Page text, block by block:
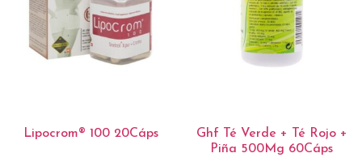
Lipocrom® 100 20Cáps
Ghf Té Verde + Té Rojo +
Piña 500Mg 60Cáps